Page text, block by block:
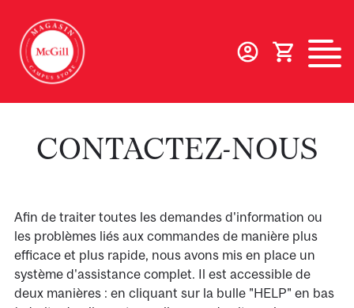
contenu
principal
CONTACTEZ-NOUS
Afin de traiter toutes les demandes d'information ou
les problèmes liés aux commandes de manière plus
efficace et plus rapide, nous avons mis en place un
système d'assistance complet. Il est accessible de
deux manières : en cliquant sur la bulle "HELP" en bas